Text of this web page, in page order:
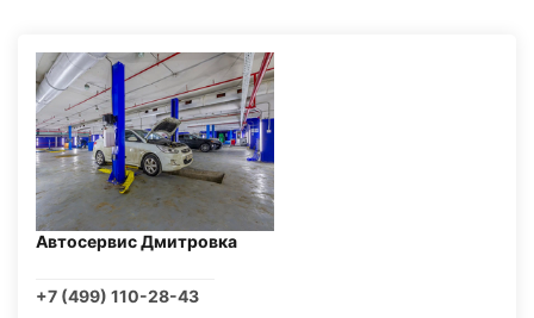
Автосервис Дмитровка
+7 (499) 110-28-43